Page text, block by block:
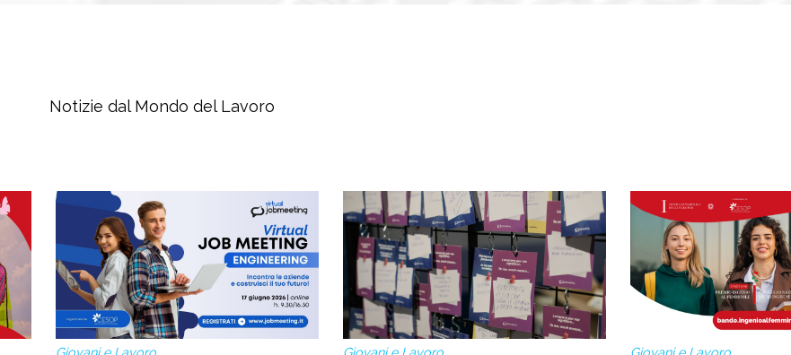
Notizie dal Mondo del Lavoro
Giovani e Lavoro Giovani e Lavoro Giovani e Lavoro